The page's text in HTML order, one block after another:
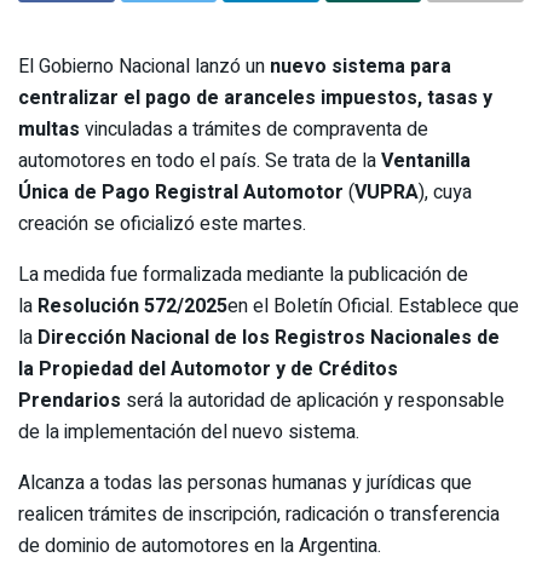
El Gobierno Nacional lanzó un nuevo sistema para
centralizar el pago de aranceles impuestos, tasas y
multas vinculadas a trámites de compraventa de
automotores en todo el país. Se trata de laVentanilla
Única de Pago Registral Automotor (VUPRA), cuya
creación se oficializó este martes.
La medida fue formalizada mediante la publicación de
la Resolución 572/2025en el Boletín Oficial. Establece que
la Dirección Nacional de los Registros Nacionales de
la Propiedad del Automotor y de Créditos
Prendarios será la autoridad de aplicación y responsable
de la implementación del nuevo sistema.
Alcanza a todas las personas humanas y jurídicas que
realicen trámites de inscripción, radicación o transferencia
de dominio de automotores en la Argentina.